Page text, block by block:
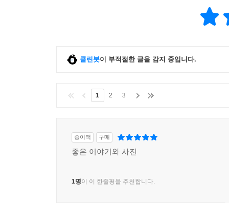
클린봇이 부적절한 글을 감지 중입니다.
1 2 3
종이책 구매
좋은 이야기와 사진
1명이 이 한줄평을 추천합니다.